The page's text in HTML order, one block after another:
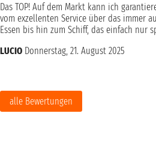
Das TOP! Auf dem Markt kann ich
vom exzellenten Service über das immer
Essen bis hin zum Schiff, das einfach nur
LUCIO Donnerstag, 21. August 2025
alle Bewertungen